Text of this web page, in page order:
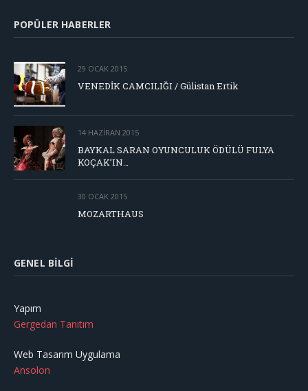
POPÜLER HABERLER
29 OCAK 2015
VENEDİK CAMCILIĞI / Gülistan Ertik
14 HAZIRAN 2015
BAYKAL SARAN OYUNCULUK ÖDÜLÜ FULYA
KOÇAK’IN…
30 OCAK 2015
MOZARTHAUS
GENEL BILGI
Yapım
Gergedan Tanıtım
Web Tasarım Uygulama
Ansolon